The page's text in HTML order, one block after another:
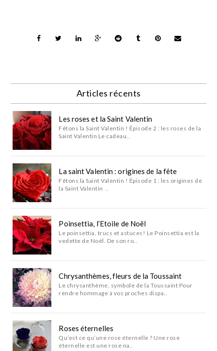
Articles récents
Les roses et la Saint Valentin
Fêtons la Saint Valentin ! Épisode 2 : les roses de la
Saint Valentin Le cadeau..
La saint Valentin : origines de la fête
Fêtons la Saint Valentin ! Épisode 1 : les origines de
la Saint Valentin ..
Poinsettia, l’Etoile de Noël
Le poinsettia, trucs et astuces! Le Poinsettia est la
vedette de Noël. De son ro..
Chrysanthèmes, fleurs de la Toussaint
Le chrysanthème, symbole de la Toussaint Pour
rendre hommage à vos proches dispa..
Roses éternelles
Qu’est ce qu’une rose éternelle ? Une rose
éternelle est une rose na..